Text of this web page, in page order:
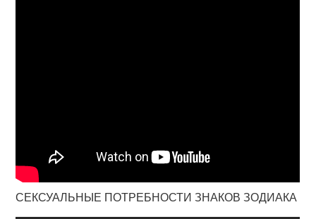
СЕКСУАЛЬНЫЕ ПОТРЕБНОСТИ ЗНАКОВ ЗОДИАКА